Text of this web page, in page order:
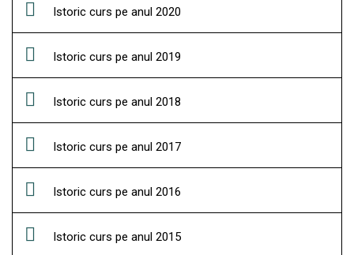
Istoric curs pe anul 2020
Istoric curs pe anul 2019
Istoric curs pe anul 2018
Istoric curs pe anul 2017
Istoric curs pe anul 2016
Istoric curs pe anul 2015